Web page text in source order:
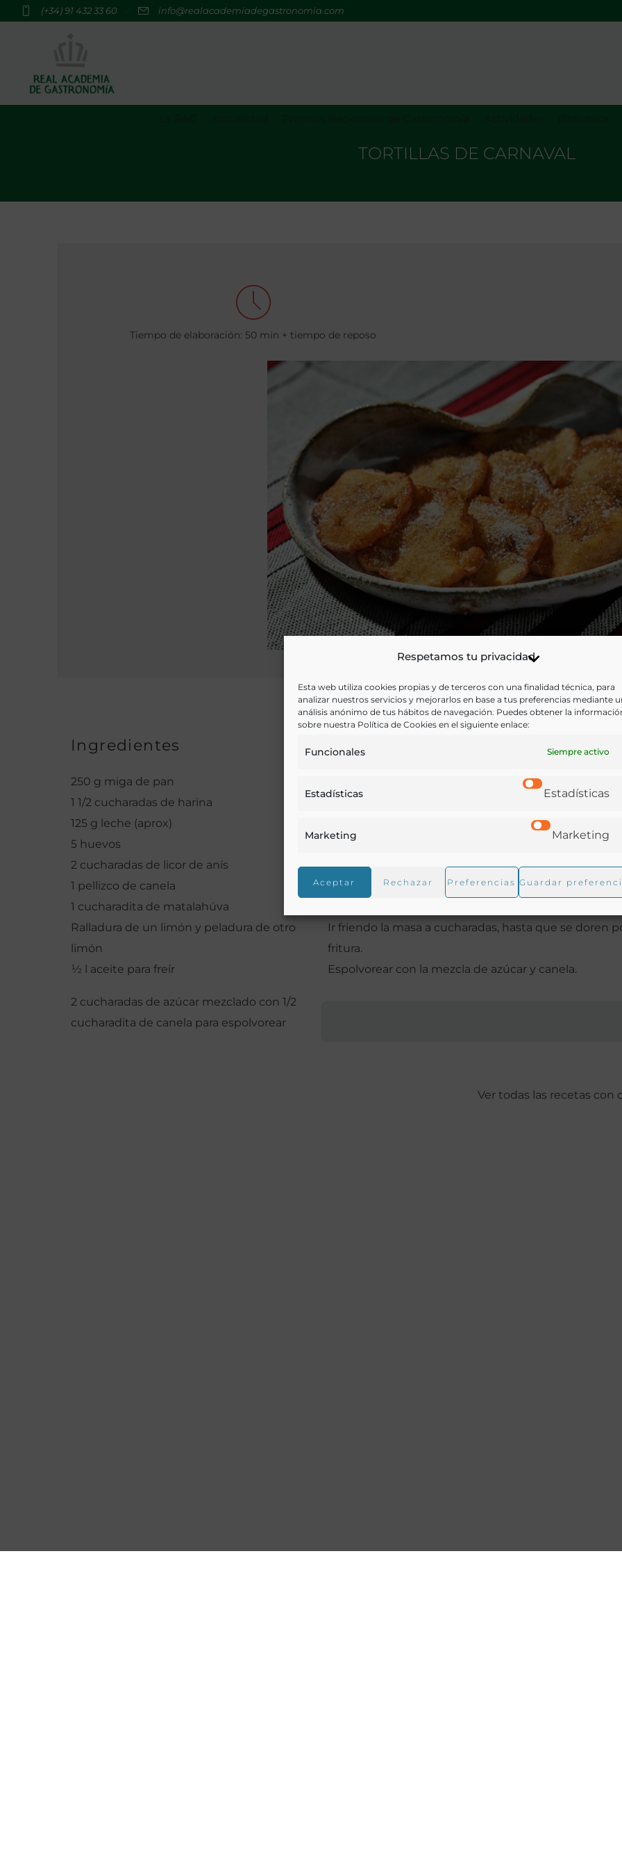
Respetamos tu privacidad
Esta web utiliza cookies propias y de terceros con una finalidad técnica, para
analizar nuestros servicios y mejorarlos en base a tus preferencias mediante
análisis anónimo de tus hábitos de navegación. Puedes obtener la
sobre nuestra Política de Cookies en el siguiente enlace:
Funcionales Siempre activo
Estadísticas Estadísticas
Marketing Marketing
Aceptar Rechazar Preferencias Guardar
(+34) 91 432 33 60 info@realacademiadegastronomia.com
TORTILLAS DE CARNAVAL
Tiempo de elaboración: 50 min + tiempo de reposo
Ingredientes
250 g miga de pan
1 1/2 cucharadas de harina
125 g leche (aprox)
5 huevos
2 cucharadas de licor de anís
1 pellizco de canela
1 cucharadita de matalahúva
Ralladura de un limón y peladura de otro
limón
½ l aceite para freír
2 cucharadas de azúcar mezclado con 1/2
cucharadita de canela para espolvorear
Elaboración
En un bol poner la miga de pan, desmenuzada con
a poco hasta que se esponje (que se hidrate por
Añadir los huevos de uno en uno. Batir hasta
poco espesa.
Añadir el anís, la matalahúva, la canela y la ralladura
Mezclar bien todos los ingredientes y dejarlos reposar
Calentar el aceite y freír la peladura de un limón.
Ir friendo la masa a cucharadas, hasta que se doren
fritura.
Espolvorear con la mezcla de azúcar y canela.
Ver todas las recetas con